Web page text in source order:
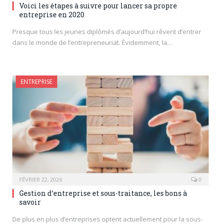
Voici les étapes à suivre pour lancer sa propre
entreprise en 2020
Presque tous les jeunes diplômés d’aujourd’hui rêvent d’entrer
dans le monde de l’entrepreneuriat. Évidemment, la…
ENTREPRISE
FÉVRIER 22, 2026 0
Gestion d’entreprise et sous-traitance, les bons à
savoir
De plus en plus d’entreprises optent actuellement pour la sous-